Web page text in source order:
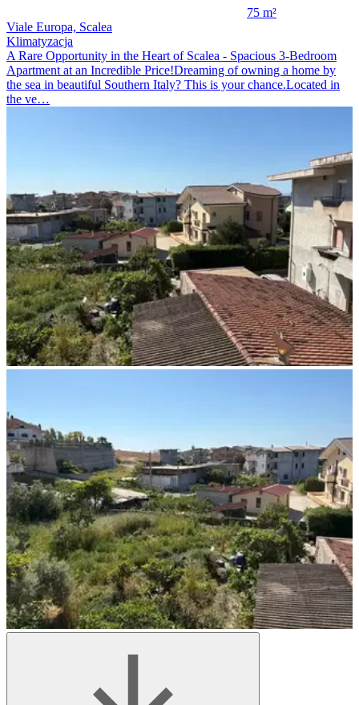
75 m²
Viale Europa, Scalea
Klimatyzacja
A Rare Opportunity in the Heart of Scalea - Spacious 3-Bedroom
Apartment at an Incredible Price!Dreaming of owning a home by
the sea in beautiful Southern Italy? This is your chance.Located in
the ve…